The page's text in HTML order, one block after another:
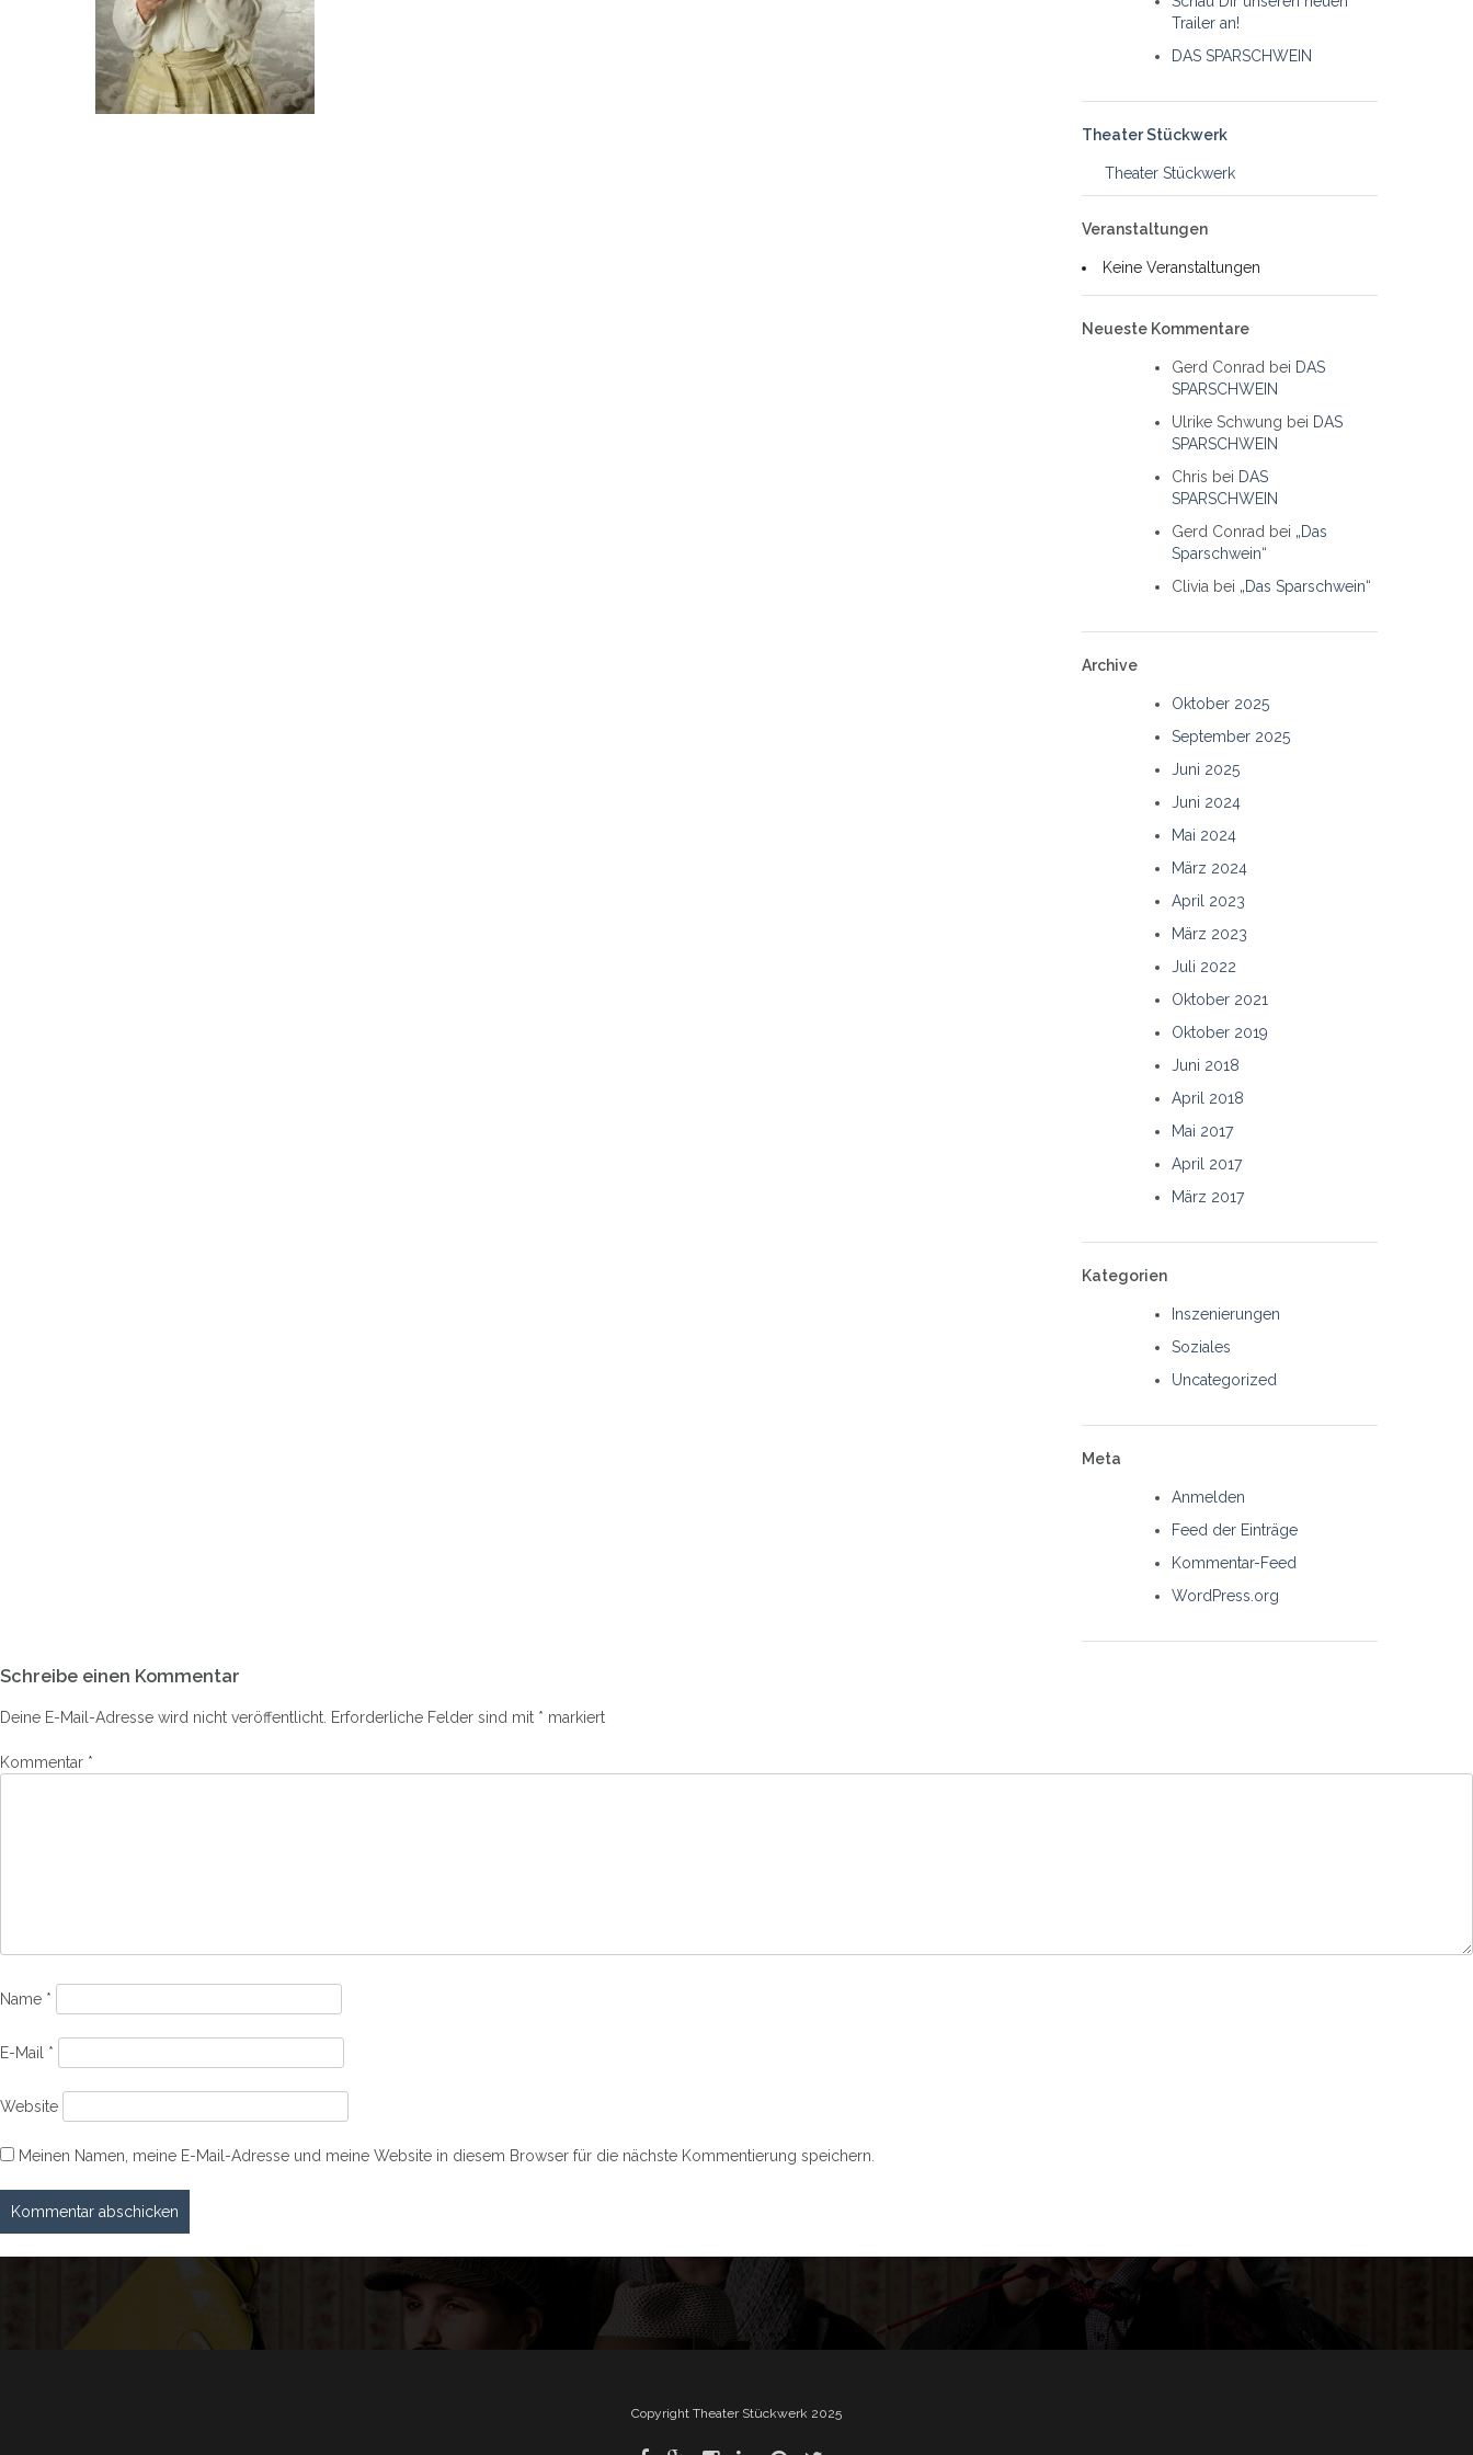
Trailer an!
DAS SPARSCHWEIN
Theater Stückwerk
Theater Stückwerk
Veranstaltungen
Keine Veranstaltungen
Neueste Kommentare
Gerd Conrad bei DAS
SPARSCHWEIN
Ulrike Schwung bei DAS
SPARSCHWEIN
Chris bei DAS
SPARSCHWEIN
Gerd Conrad bei „Das
Sparschwein“
Clivia bei „Das Sparschwein“
Archive
Oktober 2025
September 2025
Juni 2025
Juni 2024
Mai 2024
März 2024
April 2023
März 2023
Juli 2022
Oktober 2021
Oktober 2019
Juni 2018
April 2018
Mai 2017
April 2017
März 2017
Kategorien
Inszenierungen
Soziales
Uncategorized
Meta
Anmelden
Feed der Einträge
Kommentar-Feed
WordPress.org
Schreibe einen Kommentar
Deine E-Mail-Adresse wird nicht veröffentlicht. Erforderliche Felder sind mit * markiert
Kommentar *
Name *
E-Mail *
Website
Meinen Namen, meine E-Mail-Adresse und meine Website in diesem Browser für die nächste Kommentierung speichern.
Copyright Theater Stückwerk 2025